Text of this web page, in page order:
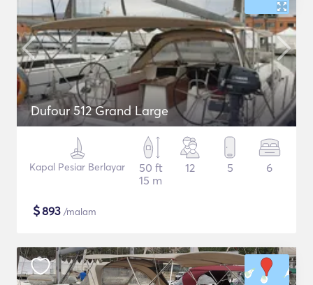
Dufour 512 Grand Large
Kapal Pesiar Berlayar
50 ft
15 m
12 5 6
$893 /malam